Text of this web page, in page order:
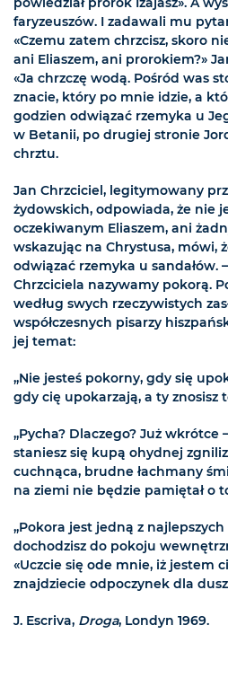
faryzeuszów. I zadawali mu
«Czemu zatem chrzcisz, skoro
ani Eliaszem, ani prorokiem?»
«Ja chrzczę wodą. Pośród was
znacie, który po mnie idzie, a
godzien odwiązać rzemyka u
w Betanii, po drugiej stronie
chrztu.
Jan Chrzciciel, legitymowany
żydowskich, odpowiada, że nie
oczekiwanym Eliaszem, ani
wskazując na Chrystusa, mówi,
odwiązać rzemyka u sandałów.
Chrzciciela nazywamy pokorą.
według swych rzeczywistych
współczesnych pisarzy
jej temat:
„Nie jesteś pokorny, gdy się
gdy cię upokarzają, a ty znosisz
„Pycha? Dlaczego? Już
staniesz się kupą ohydnej
cuchnąca, brudne łachmany
na ziemi nie będzie pamiętał o
„Pokora jest jedną z
dochodzisz do pokoju
«Uczcie się ode mnie, iż jestem
znajdziecie odpoczynek dla
J. Escriva, Droga, Londyn 1969.